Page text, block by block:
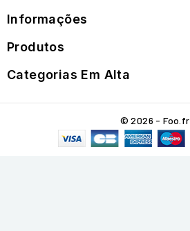
Informações
Produtos
Categorias Em Alta
© 2026 - Foo.fr